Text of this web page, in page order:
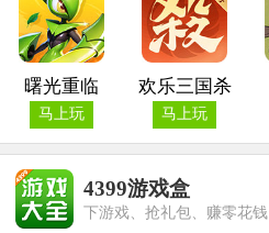
曙光重临
马上玩
欢乐三国杀
马上玩
4399游戏盒
下游戏、抢礼包、赚零花钱